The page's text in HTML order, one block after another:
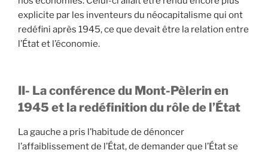
explicite par les inventeurs du néocapitalisme qui ont
redéfini après 1945, ce que devait être la relation entre
l’État et l’économie.
II- La conférence du Mont-Pèlerin en
1945 et la redéfinition du rôle de l’État
La gauche a pris l’habitude de dénoncer
l’affaiblissement de l’État, de demander que l’État se